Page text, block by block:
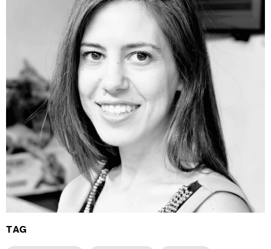
TAG